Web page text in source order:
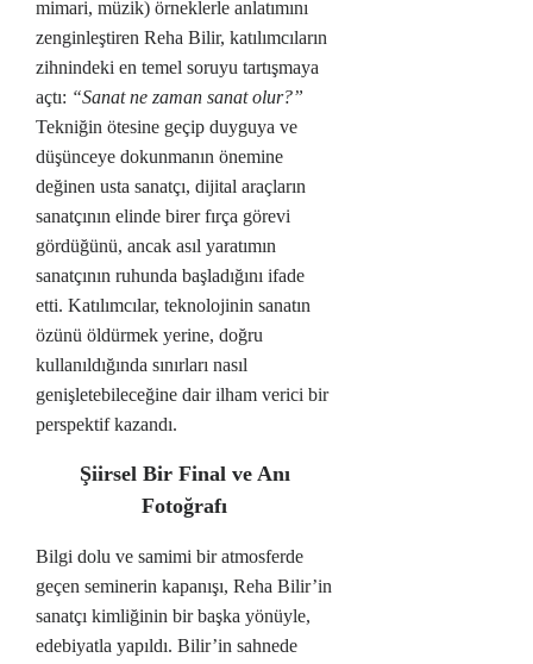
mimari, müzik) örneklerle anlatımını
zenginleştiren Reha Bilir, katılımcıların
zihnindeki en temel soruyu tartışmaya
açtı: “Sanat ne zaman sanat olur?”
Tekniğin ötesine geçip duyguya ve
düşünceye dokunmanın önemine
değinen usta sanatçı, dijital araçların
sanatçının elinde birer fırça görevi
gördüğünü, ancak asıl yaratımın
sanatçının ruhunda başladığını ifade
etti. Katılımcılar, teknolojinin sanatın
özünü öldürmek yerine, doğru
kullanıldığında sınırları nasıl
genişletebileceğine dair ilham verici bir
perspektif kazandı.
Şiirsel Bir Final ve Anı
Fotoğrafı
Bilgi dolu ve samimi bir atmosferde
geçen seminerin kapanışı, Reha Bilir’in
sanatçı kimliğinin bir başka yönüyle,
edebiyatla yapıldı. Bilir’in sahnede